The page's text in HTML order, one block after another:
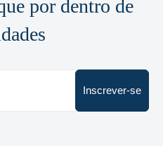
por dentro de
Inscrever-se